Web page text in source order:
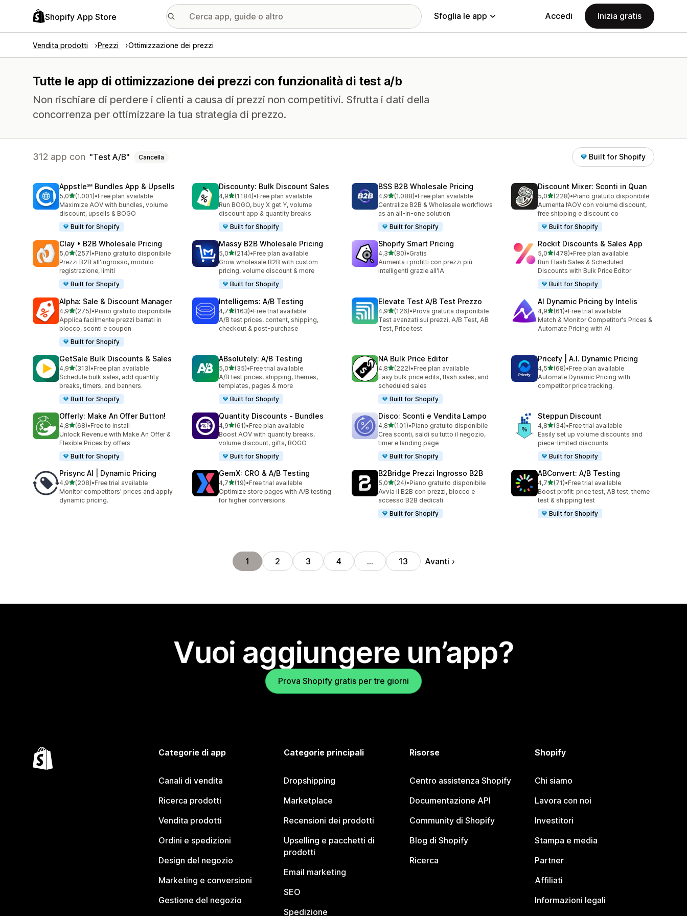
Shopify App Store Sfoglia le app Accedi Inizia gratis
Vendita prodotti Prezzi Ottimizzazione dei prezzi
Tutte le app di ottimizzazione dei prezzi con funzionalità di test a/b
Non rischiare di perdere i clienti a causa di prezzi non competitivi. Sfrutta i dati della
concorrenza per ottimizzare la tua strategia di prezzo.
312 app con Test A/B Cancella Built for Shopify
Appstle℠ Bundles App & Upsells
5,0stelle su 5
(1.001)
1001 recensioni totali
•Free plan available
Maximize AOV with bundles, volume
discount, upsells & BOGO
Built for Shopify
Discounty: Bulk Discount Sales
4,9stelle su 5
(1.184)
1184 recensioni totali
•Free plan available
Run BOGO, buy X get Y, volume
discount app & quantity breaks
Built for Shopify
BSS B2B Wholesale Pricing
4,9stelle su 5
(1.088)
1088 recensioni totali
•Free plan available
Centralize B2B & Wholesale workflows
as an all-in-one solution
Built for Shopify
Discount Mixer: Sconti in Quan
5,0stelle su 5
(228)
228 recensioni totali
•Piano gratuito disponibile
Aumenta l’AOV con volume discount,
free shipping e discount co
Built for Shopify
Clay • B2B Wholesale Pricing
5,0stelle su 5
(257)
257 recensioni totali
•Piano gratuito disponibile
Prezzi B2B all'ingrosso, modulo
registrazione, limiti
Built for Shopify
Massy B2B Wholesale Pricing
5,0stelle su 5
(214)
214 recensioni totali
•Free plan available
Grow wholesale B2B with custom
pricing, volume discount & more
Built for Shopify
Shopify Smart Pricing
4,3stelle su 5
(80)
80 recensioni totali
•Gratis
Aumenta i profitti con prezzi più
intelligenti grazie all'IA
Rockit Discounts & Sales App
5,0stelle su 5
(478)
478 recensioni totali
•Free plan available
Run Flash Sales & Scheduled
Discounts with Bulk Price Editor
Built for Shopify
Alpha: Sale & Discount Manager
4,9stelle su 5
(275)
275 recensioni totali
•Piano gratuito disponibile
Applica facilmente prezzi barrati in
blocco, sconti e coupon
Built for Shopify
Intelligems: A/B Testing
4,7stelle su 5
(163)
163 recensioni totali
•Free trial available
A/B test prices, content, shipping,
checkout & post-purchase
Elevate Test A/B Test Prezzo
4,9stelle su 5
(126)
126 recensioni totali
•Prova gratuita disponibile
Test avanzati sui prezzi, A/B Test, AB
Test, Price test.
AI Dynamic Pricing by Intelis
4,9stelle su 5
(61)
61 recensioni totali
•Free trial available
Match & Monitor Competitor's Prices &
Automate Pricing with AI
GetSale Bulk Discounts & Sales
4,9stelle su 5
(313)
313 recensioni totali
•Free plan available
Schedule bulk sales, add quantity
breaks, timers, and banners.
Built for Shopify
ABsolutely: A/B Testing
5,0stelle su 5
(35)
35 recensioni totali
•Free trial available
A/B test prices, shipping, themes,
templates, pages & more
Built for Shopify
NA Bulk Price Editor
4,8stelle su 5
(222)
222 recensioni totali
•Free plan available
Easy bulk price edits, flash sales, and
scheduled sales
Built for Shopify
Pricefy | A.I. Dynamic Pricing
4,5stelle su 5
(68)
68 recensioni totali
•Free plan available
Automate Dynamic Pricing with
competitor price tracking.
Offerly: Make An Offer Button!
4,8stelle su 5
(68)
68 recensioni totali
•Free to install
Unlock Revenue with Make An Offer &
Flexible Prices by offers
Built for Shopify
Quantity Discounts ‑ Bundles
4,9stelle su 5
(61)
61 recensioni totali
•Free plan available
Boost AOV with quantity breaks,
volume discount, gifts, BOGO
Built for Shopify
Disco: Sconti e Vendita Lampo
4,8stelle su 5
(101)
101 recensioni totali
•Piano gratuito disponibile
Crea sconti, saldi su tutto il negozio,
timer e landing page
Built for Shopify
Steppun Discount
4,8stelle su 5
(34)
34 recensioni totali
•Free trial available
Easily set up volume discounts and
piece-limited discounts.
Built for Shopify
Prisync AI | Dynamic Pricing
4,9stelle su 5
(208)
208 recensioni totali
•Free trial available
Monitor competitors' prices and apply
dynamic pricing.
GemX: CRO & A/B Testing
4,7stelle su 5
(19)
19 recensioni totali
•Free trial available
Optimize store pages with A/B testing
for higher conversions
B2Bridge Prezzi Ingrosso B2B
5,0stelle su 5
(24)
24 recensioni totali
•Piano gratuito disponibile
Avvia il B2B con prezzi, blocco e
accesso B2B dedicati
Built for Shopify
ABConvert: A/B Testing
4,7stelle su 5
(71)
71 recensioni totali
•Free trial available
Boost profit: price test, AB test, theme
test & shipping test
Built for Shopify
1 2 3 4 … 13 Avanti
Vuoi aggiungere un’app?
Prova Shopify gratis per tre giorni
Categorie di app
Canali di vendita
Ricerca prodotti
Vendita prodotti
Ordini e spedizioni
Design del negozio
Marketing e conversioni
Gestione del negozio
Categorie principali
Dropshipping
Marketplace
Recensioni dei prodotti
Upselling e pacchetti di
prodotti
Email marketing
SEO
Spedizione
Risorse
Centro assistenza Shopify
Documentazione API
Community di Shopify
Blog di Shopify
Ricerca
Shopify
Chi siamo
Lavora con noi
Investitori
Stampa e media
Partner
Affiliati
Informazioni legali